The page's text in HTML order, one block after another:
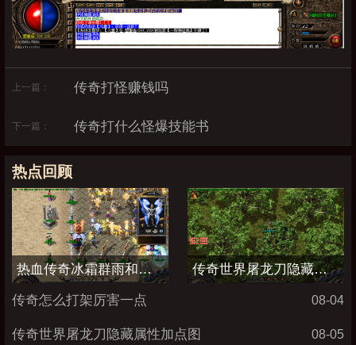
上一篇： 传奇打怪赚钱吗
下一篇： 传奇打什么怪爆技能书
热点回顾
热血传奇冰霜群雨和流星火雨哪个厉害 传奇世界屠龙刀隐藏属性加点图
传奇怎么打架厉害一点 08-04
传奇世界屠龙刀隐藏属性加点图 08-05